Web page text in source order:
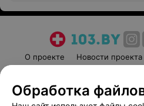
О проекте Новости проекта
Пользовательское
Обработка